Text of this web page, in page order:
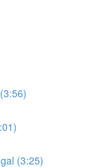
(3:25)